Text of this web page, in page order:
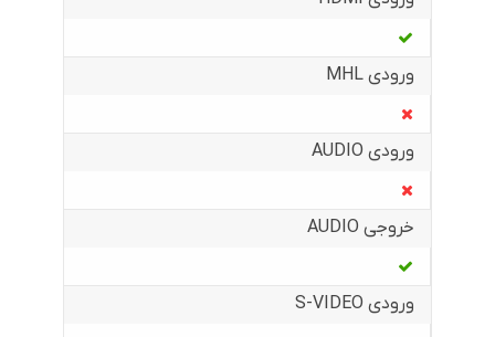
ورودی MHL
ورودی AUDIO
خروجی AUDIO
ورودی S-VIDEO